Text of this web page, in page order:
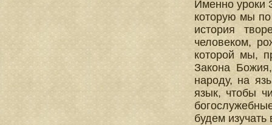
Именно уроки
которую мы
история
человеком,
которой мы,
Закона
народу, на
язык, чтобы
будем